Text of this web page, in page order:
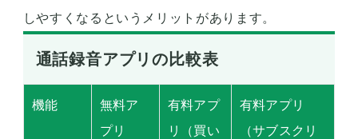
しやすくなるというメリットがあります。
通話録音アプリの比較表
機能
無料ア
プリ
有料アプ
リ（買い
有料アプリ
（サブスクリ